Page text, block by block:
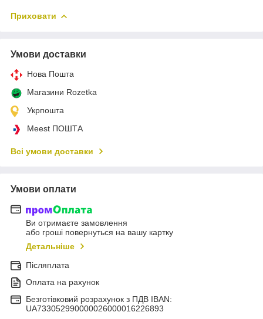
Приховати
Умови доставки
Нова Пошта
Магазини Rozetka
Укрпошта
Meest ПОШТА
Всі умови доставки
Умови оплати
Ви отримаєте замовлення
або гроші повернуться на вашу картку
Детальніше
Післяплата
Оплата на рахунок
Безготівковий розрахунок з ПДВ IBAN:
UA733052990000026000016226893